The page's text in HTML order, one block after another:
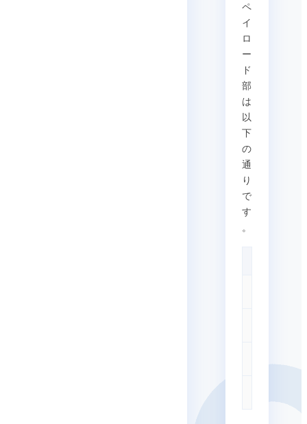
ペ
イ
ロ
ー
ド
部
は
以
下
の
通
り
で
す
。